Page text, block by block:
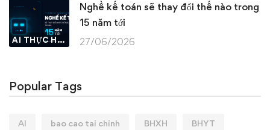
AI THỰC HÀNH
Nghề kế toán sẽ thay đổi thế nào trong
15 năm tới
27/06/2026
Popular Tags
AI bao cao tai chinh BHXH BHYT